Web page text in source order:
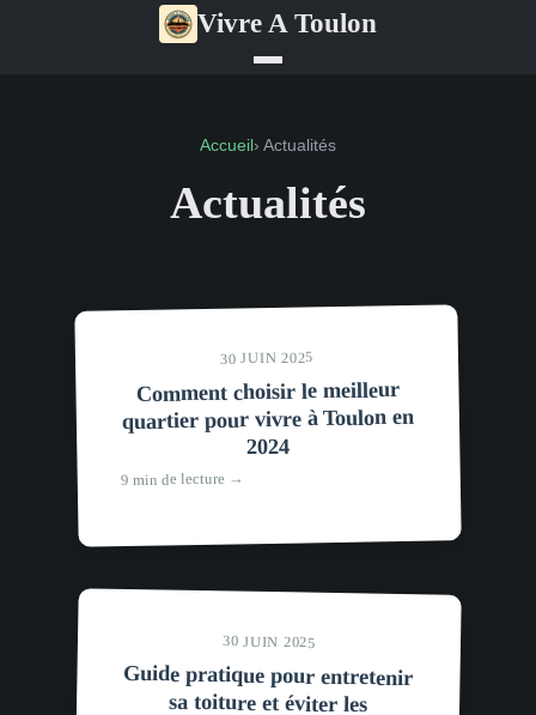
Vivre A Toulon
Accueil › Actualités
Actualités
30 JUIN 2025
Comment choisir le meilleur
quartier pour vivre à Toulon en
2024
9 min de lecture →
30 JUIN 2025
Guide pratique pour entretenir
sa toiture et éviter les